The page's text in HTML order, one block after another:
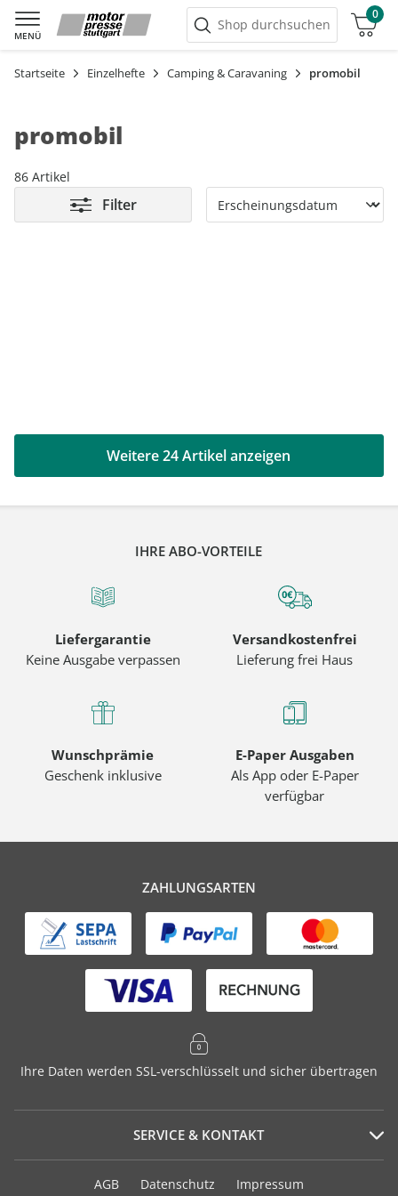
MENÜ
Shop durchsuchen
0
Warenkorb
Startseite Einzelhefte Camping & Caravaning promobil
promobil
86 Artikel
Filter
Weitere 24 Artikel anzeigen
IHRE ABO-VORTEILE
Liefergarantie
Keine Ausgabe verpassen
Versandkostenfrei
Lieferung frei Haus
Wunschprämie
Geschenk inklusive
E-Paper Ausgaben
Als App oder E-Paper
verfügbar
ZAHLUNGSARTEN
Ihre Daten werden SSL-verschlüsselt und sicher übertragen
SERVICE & KONTAKT
Serviceportal
AGB Datenschutz Impressum